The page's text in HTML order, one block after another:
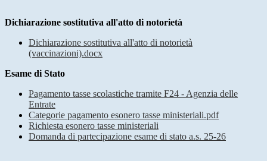
Dichiarazione sostitutiva all'atto di notorietà
Dichiarazione sostitutiva all'atto di notorietà
(vaccinazioni).docx
Esame di Stato
Pagamento tasse scolastiche tramite F24 - Agenzia delle
Entrate
Categorie pagamento esonero tasse ministeriali.pdf
Richiesta esonero tasse ministeriali
Domanda di partecipazione esame di stato a.s. 25-26